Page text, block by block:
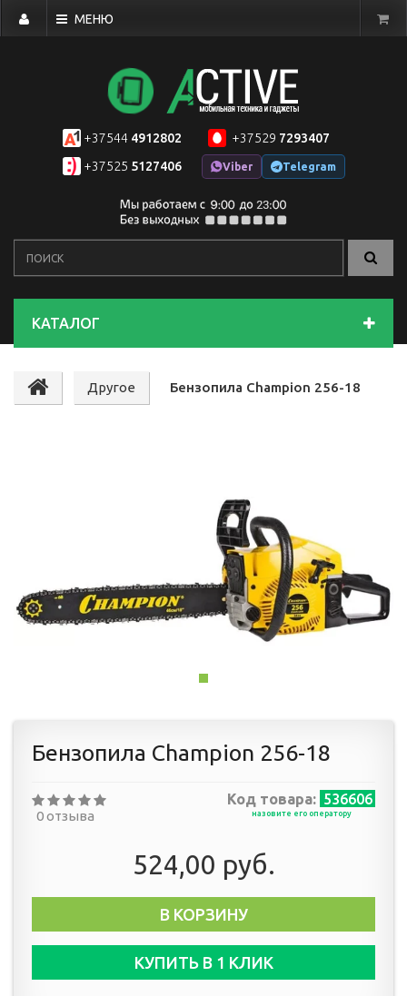
МЕНЮ
+375444912802 +37529 7293407
+37525 5127406 Viber Telegram
КАТАЛОГ
Другое Бензопила Champion 256-18
Бензопила Champion 256-18
0 отзыва
Код товара: 536606
назовите его оператору
524,00 руб.
В КОРЗИНУ
КУПИТЬ В 1 КЛИК